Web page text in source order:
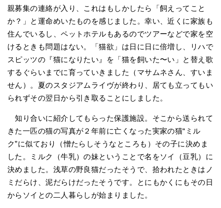
親募集の連絡が入り、これはもしかしたら「飼えってこと
か？」と運命めいたものを感じました。幸い、近くに家族も
住んでいるし、ペットホテルもあるのでツアーなどで家を空
けるときも問題はない。「猫欲」は日に日に倍増し、リハで
スピッツの『猫になりたい』を「猫を飼いた〜い」と替え歌
するぐらいまでに育っていきました（マサムネさん、すいま
せん）。夏のスタジアムライヴが終わり、居ても立ってもい
られずその翌日から引き取ることにしました。
知り合いに紹介してもらった保護施設。そこから送られて
きた一匹の猫の写真が２年前に亡くなった実家の猫“ミル
ク”に似ており（憎たらしそうなところも）その子に決めま
した。ミルク（牛乳）の妹ということで名をソイ（豆乳）に
決めました。浅草の野良猫だったそうで、拾われたときはノ
ミだらけ、泥だらけだったそうです。とにもかくにもその日
からソイとの二人暮らしが始まりました。